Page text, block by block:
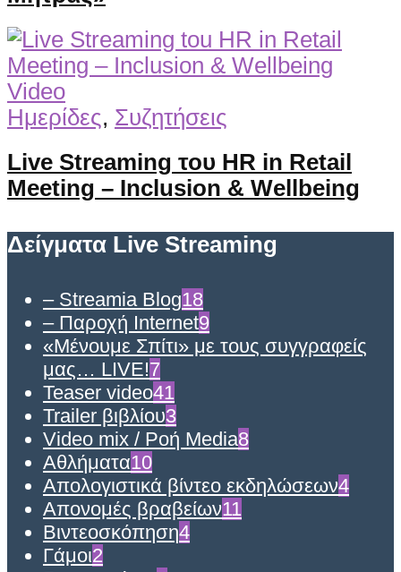
Video
Ημερίδες, Συζητήσεις
Live Streaming του HR in Retail
Meeting – Inclusion & Wellbeing
Δείγματα Live Streaming
– Streamia Blog18
– Παροχή Internet9
«Μένουμε Σπίτι» με τους συγγραφείς
μας… LIVE!7
Teaser video41
Trailer βιβλίου3
Video mix / Ροή Media8
Αθλήματα10
Απολογιστικά βίντεο εκδηλώσεων4
Απονομές βραβείων11
Βιντεοσκόπηση4
Γάμοι2